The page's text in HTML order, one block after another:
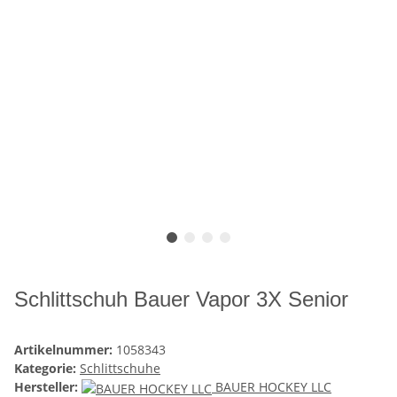
Schlittschuh Bauer Vapor 3X Senior
Artikelnummer: 1058343
Kategorie: Schlittschuhe
Hersteller:
BAUER HOCKEY LLC